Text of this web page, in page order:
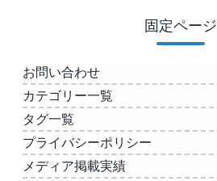
固定ページ
お問い合わせ
カテゴリー一覧
タグ一覧
プライバシーポリシー
メディア掲載実績